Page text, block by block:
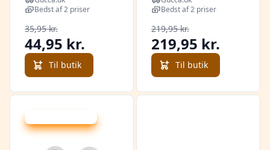
Bedst af 2 priser
35,95 kr.
44,95 kr.
Til butik
Bedst af 2 priser
219,95 kr.
219,95 kr.
Til butik